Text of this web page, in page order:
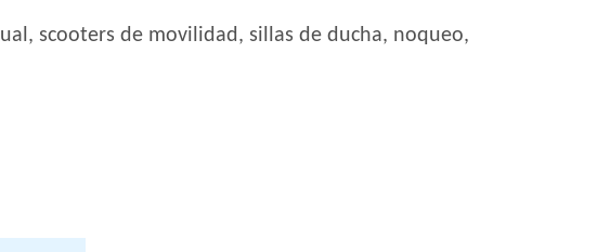
scooters de movilidad, sillas de ducha, noqueo,